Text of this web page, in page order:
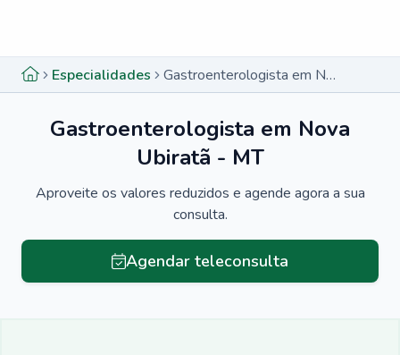
Especialidades Gastroenterologista em Nova Ubiratã - MT
Gastroenterologista em Nova
Ubiratã - MT
Aproveite os valores reduzidos e agende agora a sua
consulta.
Agendar teleconsulta